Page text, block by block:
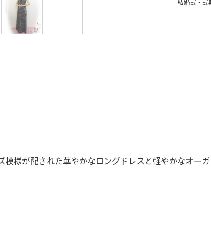
結婚式・式
模様が配された華やかなロングドレスと軽やかなオー